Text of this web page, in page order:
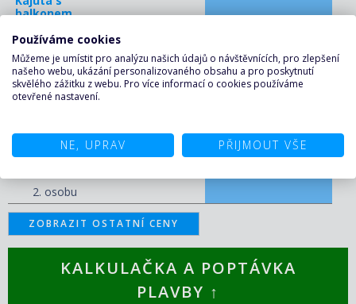
balkonem
cena za 1. a
Apartmá
Club s
balkonem
2. osobu
Apartmá
2. osobu
ZOBRAZIT OSTATNÍ CENY
KALKULAČKA A POPTÁVKA
PLAVBY ↑
Používáme cookies
Můžeme je umístit pro analýzu našich údajů o návštěvnících, pro zlepšení
našeho webu, ukázání personalizovaného obsahu a pro poskytnutí
skvělého zážitku z webu. Pro více informací o cookies používáme
otevřené nastavení.
NE, UPRAV PŘIJMOUT VŠE